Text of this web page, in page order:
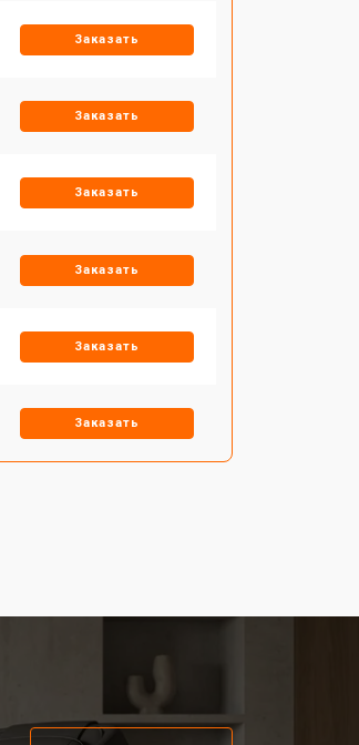
Заказать
Заказать
Заказать
Заказать
Заказать
Заказать
Заказать